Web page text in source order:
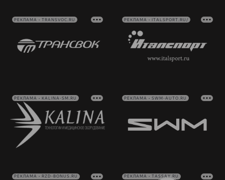
РЕКЛАМА • TRANSVOC.RU РЕКЛАМА • ITALSPORT.RU/
РЕКЛАМА • KALINA-SM.RU РЕКЛАМА • SWM-AUTO.RU
РЕКЛАМА • RZD-BONUS.RU РЕКЛАМА • TASSAY.RU